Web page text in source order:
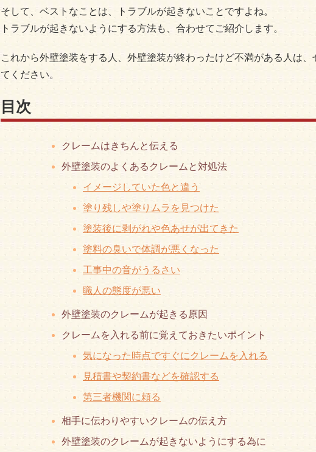
そして、ベストなことは、トラブルが起きないことですよね。
トラブルが起きないようにする方法も、合わせてご紹介します。
これから外壁塗装をする人、外壁塗装が終わったけど不満がある人は、
てください。
目次
クレームはきちんと伝える
外壁塗装のよくあるクレームと対処法
イメージしていた色と違う
塗り残しや塗りムラを見つけた
塗装後に剥がれや色あせが出てきた
塗料の臭いで体調が悪くなった
工事中の音がうるさい
職人の態度が悪い
外壁塗装のクレームが起きる原因
クレームを入れる前に覚えておきたいポイント
気になった時点ですぐにクレームを入れる
見積書や契約書などを確認する
第三者機関に頼る
相手に伝わりやすいクレームの伝え方
外壁塗装のクレームが起きないようにする為に